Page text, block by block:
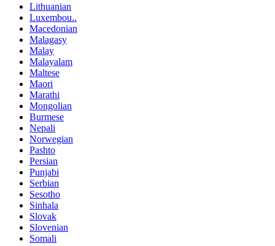
Lithuanian
Luxembou..
Macedonian
Malagasy
Malay
Malayalam
Maltese
Maori
Marathi
Mongolian
Burmese
Nepali
Norwegian
Pashto
Persian
Punjabi
Serbian
Sesotho
Sinhala
Slovak
Slovenian
Somali